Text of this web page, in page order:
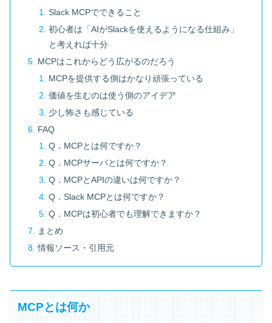
Slack MCPでできること
初心者は「AIがSlackを使えるようになる仕組み」
と考えれば十分
MCPはこれからどう広がるのだろう
MCPを提供する側はかなり頑張っている
価値を生むのは使う側のアイデア
少し怖さも感じている
FAQ
Q．MCPとは何ですか？
Q．MCPサーバとは何ですか？
Q．MCPとAPIの違いは何ですか？
Q．Slack MCPとは何ですか？
Q．MCPは初心者でも理解できますか？
まとめ
情報ソース・引用元
MCPとは何か